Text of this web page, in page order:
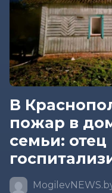
В
пожар в
семьи: отец